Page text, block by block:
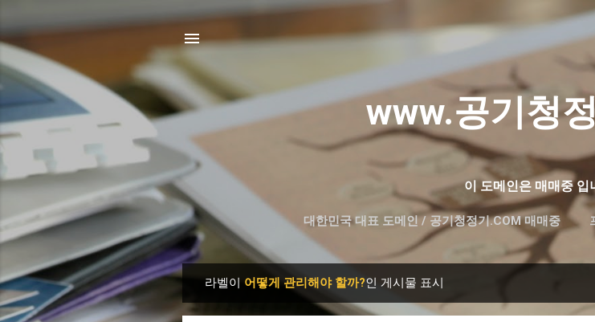
기본 콘텐츠로 건너뛰기
www.공기청
이 도메인은 매매중 입
대한민국 대표 도메인 / 공기청정기.COM 매매중
라벨이 어떻게 관리해야 할까?인 게시물 표시